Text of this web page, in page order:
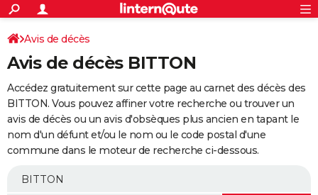
ACTUALITÉS
Politique
Société
Faits Divers
Education
Monde
Villes
+
SPORT
Coupe du monde 2026
Football
Tennis
Cyclisme
Rugby
Forum
Programme TV
TNT
Streaming
Cinéma
Sorties cinéma
Musique
+
FINANCE
Retraite
Epargne
Immobilier
Risques naturels par ville
Banque
Assurance
AUTO
Essais
Réserver un essai
Citadines
Berlines
SUV
Forum auto
+
Mobiles
Meilleur smartphone
Internet
Ordinateurs
Jeux vidéo
Guide high-tech
Avis de décès
Avis de décès BITTON
Accédez gratuitement sur cette page au carnet des décès des
BITTON. Vous pouvez affiner votre recherche ou trouver un
avis de décès ou un avis d'obsèques plus ancien en tapant le
nom d'un défunt et/ou le nom ou le code postal d'une
commune dans le moteur de recherche ci-dessous.